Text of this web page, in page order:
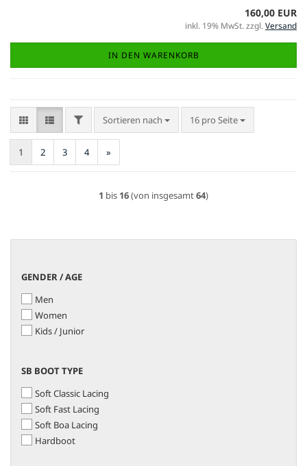
160,00 EUR
inkl. 19% MwSt. zzgl.Versand
IN DEN WARENKORB
FILTERSortieren nach
Sortieren nach 16 pro Seite
pro Seite
1 2 3 4 »
1 bis 16(von insgesamt64)
GENDER
AGE
GENDER / AGE
Men
Women
Kids / Junior
SB
TYPE
SB BOOT TYPE
Soft Classic Lacing
Soft Fast Lacing
Soft Boa Lacing
Hardboot